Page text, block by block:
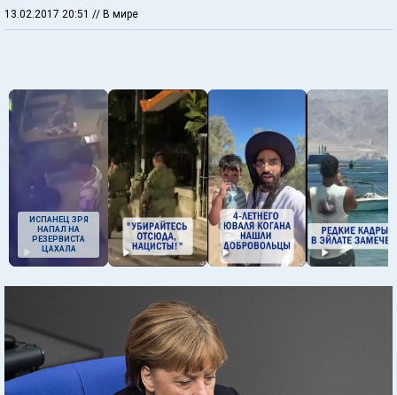
13.02.2017 20:51 // В мире
ИСПАНЕЦ ЗРЯ
НАПАЛ НА
РЕЗЕРВИСТА
ЦАХАЛА